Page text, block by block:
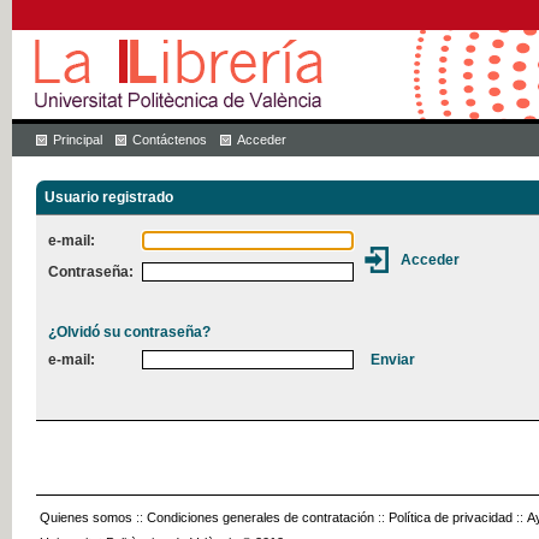
Principal Contáctenos Acceder
Usuario registrado
e-mail:
Contraseña:
¿Olvidó su contraseña?
e-mail:
Quienes somos :: Condiciones generales de contratación :: Política de privacidad ::